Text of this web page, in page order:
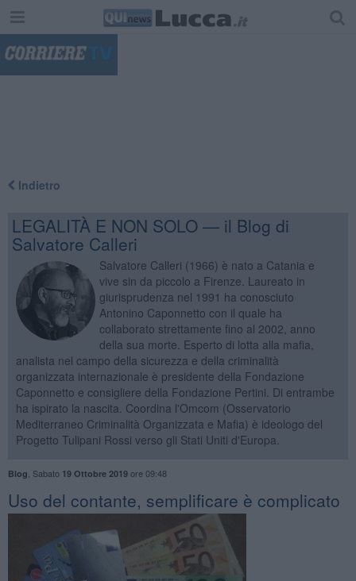
Indietro
LEGALITÀ E NON SOLO — il Blog di
Salvatore Calleri
Salvatore Calleri (1966) è nato a Catania e
vive sin da piccolo a Firenze. Laureato in
giurisprudenza nel 1991 ha conosciuto
Antonino Caponnetto con il quale ha
collaborato strettamente fino al 2002, anno
della sua morte. Esperto di lotta alla mafia,
analista nel campo della sicurezza e della criminalità
organizzata internazionale è presidente della Fondazione
Caponnetto e consigliere della Fondazione Pertini. Di entrambe
ha ispirato la nascita. Coordina l'Omcom (Osservatorio
Mediterraneo Criminalità Organizzata e Mafia) è ideologo del
Progetto Tulipani Rossi verso gli Stati Uniti d'Europa.
Blog Sabato 19 Ottobre 2019ore 09:48
Uso del contante, semplificare è complicato